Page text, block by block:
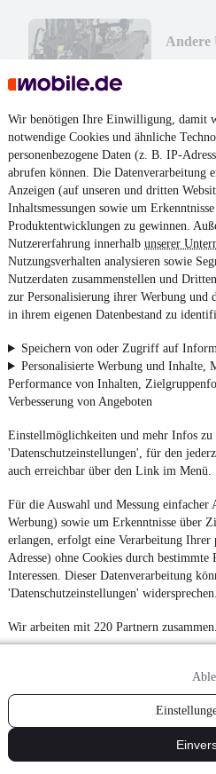
Wir benötigen Ihre Einwilligung, damit
notwendige Cookies und ähnliche
personenbezogene Daten (z. B. IP-
abrufen können. Die Datenverarbeitung
Anzeigen (auf unseren und dritten
Inhaltsmessungen sowie um
Produktentwicklungen zu gewinnen.
Nutzererfahrung innerhalb unserer
Nutzungsverhalten analysieren sowie
Nutzerdaten zusammenstellen und
zur Personalisierung ihrer Werbung
in ihrem eigenen Datenbestand zu
Speichern von oder Zugriff auf
Personalisierte Werbung und Inhalte,
Performance von Inhalten,
Verbesserung von Angeboten
Einstellmöglichkeiten und mehr Infos
'Datenschutzeinstellungen', für den
auch erreichbar über den Link im Menü.
Für die Auswahl und Messung einfacher
Werbung) sowie um Erkenntnisse über
erlangen, erfolgt eine Verarbeitung Ihrer
Adresse) ohne Cookies durch
Interessen. Dieser Datenverarbeitung
'Datenschutzeinstellungen' widersprechen.
Wir arbeiten mit 220 Partnern zusammen.
¹MwSt. ausweisbar
4.6 Sterne
Nutze mobile.de schnell
Impressum
AGB
Vertrag widerrufen
Datenschutz
Erklärung zur Barrierefreiheit
Report Security Vulnerability (English)
Powered by
Noch mehrneue Autos